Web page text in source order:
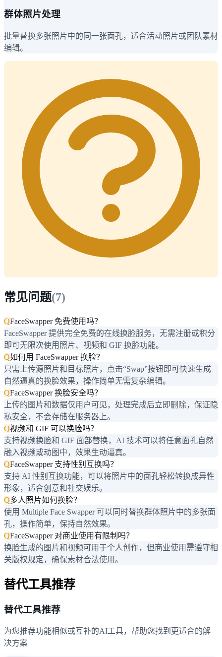
群体照片处理
批量替换多张照片中的同一张面孔，适合活动照片或团队素材
编辑。
常见问题(7)
QFaceSwapper 免费使用吗？
FaceSwapper 提供完全免费的在线换脸服务，无需注册或积分
即可无限次使用照片、视频和 GIF 换脸功能。
Q如何用 FaceSwapper 换脸？
只需上传源照片和目标照片，点击“Swap”按钮即可快速生成
自然逼真的换脸效果，操作简单无需复杂编辑。
QFaceSwapper 换脸安全吗？
上传的图片和数据仅用户可见，处理完成后立即删除，保证隐
私安全，不会存储在服务器上。
Q视频和 GIF 可以换脸吗？
支持视频换脸和 GIF 面部替换，AI 技术可以将任意面孔自然
融入视频或动图中，效果生动逼真。
QFaceSwapper 支持性别互换吗？
支持 AI 性别互换功能，可以将照片中的面孔轻松转换成异性
形象，适合创意和社交娱乐。
Q多人照片如何换脸？
使用 Multiple Face Swapper 可以同时替换群体照片中的多张面
孔，操作简单，保持自然效果。
QFaceSwapper 对商业使用有限制吗？
换脸生成的图片和视频可用于个人创作，但商业使用需遵守相
关版权规定，确保素材合法使用。
替代工具推荐
替代工具推荐
为您推荐功能相似或互补的AI工具，帮助您找到更适合的解
决方案